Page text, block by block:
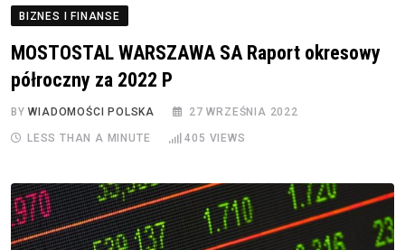
BIZNES I FINANSE
MOSTOSTAL WARSZAWA SA Raport okresowy
półroczny za 2022 P
BYWIADOMOŚCI POLSKA 27 WRZEŚNIA 2022
LESS THAN A MINUTE 405 VIEWS